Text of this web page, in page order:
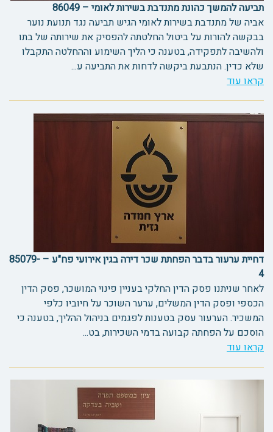
תביעה להמשך כהונת מתנדבת בשירות לאומי – 86049
אביה של מתנדבת בשירות לאומי הגיש תביעה נגד תנועת נוער
בבקשה להורות על ביטול החלטתה להפסיק את שירותה של בתו
ולהשיבה לתפקידה, בטענה כי הליך השימוע וההחלטה התקבלו
שלא כדין. הנתבעת ביקשה לדחות את התביעה ע...
קראו עוד
דחיית ערעור בדבר הפחתת שכר דירה בגין אירועי פח"ע – 85079-
4
לאחר שניתנו פסק הדין החלקי בעניין פינוי המושכר, פסק הדין
הכספי ופסק הדין המשלים, ערער השוכר על חיוביו כלפי
המשכיר. הערעור עסק בטענות לפגמים בניהול ההליך, בטענה כי
הוסכם על הפחתה קבועה בדמי השכירות, בט...
קראו עוד